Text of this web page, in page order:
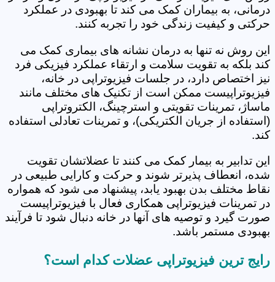
درمانی، به بیماران کمک می کند تا بهبودی در عملکرد
حرکتی و کیفیت زندگی خود را تجربه کنند.
این روش نه تنها به درمان نشانه های بیماری کمک می
کند بلکه به تقویت سلامت و ارتقاء عملکرد فیزیکی فرد
نیز اختصاص دارد، در جلسات فیزیوتراپی در خانه،
فیزیوتراپیست ممکن است از تکنیک های مختلف مانند
ماساژ، تمرینات تقویتی و استرچینگ، الکتروتراپی
(استفاده از جریان الکتریکی)، و تمرینات تعادلی استفاده
کند.
این تدابیر به بیمار کمک می کنند تا عضلاتشان تقویت
شده، انعطاف پذیرتر شوند و حرکت و کارایی طبیعی در
نقاط مختلف بدن بهبود یابد، پیشنهاد می شود که همواره
در تمرینات فیزیوتراپی همکاری فعال با فیزیوتراپیست
صورت گیرد و توصیه های آنها در خانه دنبال شود تا فرآیند
بهبودی مستمر باشد.
رایج ترین فیزیوتراپی عضلات کدام است؟